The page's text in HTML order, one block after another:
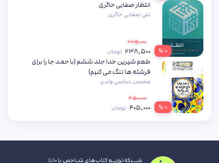
۱۰ %
انتظار صفایی حائری
علی صفایی حائری
۲۶۵,۰۰۰
۲۳۸,۵۰۰ تومان
۱۰ %
طعم شیرین خدا جلد ششم (با حمد جا را برای
فرشته ها تنگ می کنیم)
محسن عباسی ولدی
۴۵۰,۰۰۰
۴۰۵,۰۰۰ تومان
شــبکه توزیـع کتاب‌های شـاخص با ۱۰ تا